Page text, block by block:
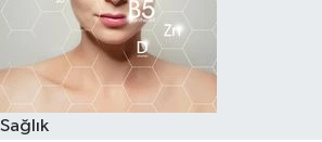
Sağlık